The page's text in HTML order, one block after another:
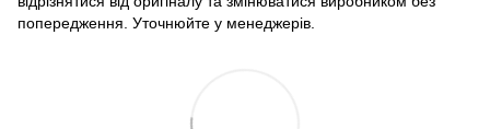
попередження. Уточнюйте у менеджерів.